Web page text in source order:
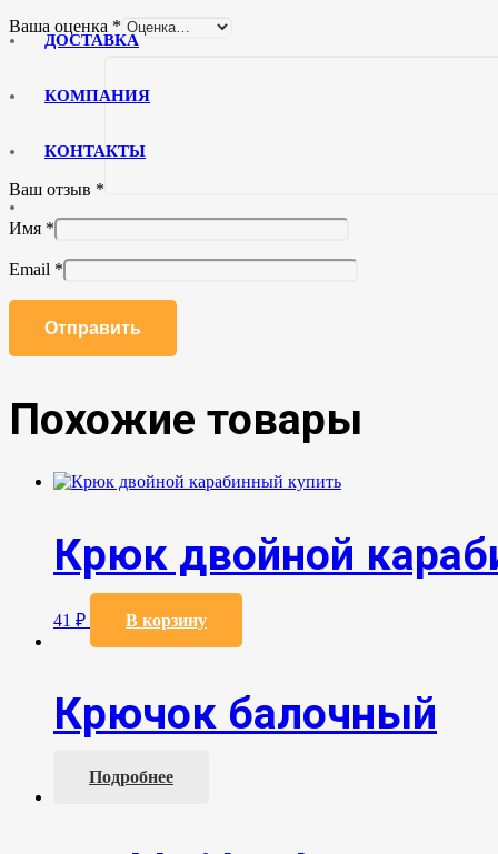
ДОСТАВКА
КОМПАНИЯ
КОНТАКТЫ
Ваша оценка *
Ваш отзыв *
Имя *
Email *
Похожие товары
Крюк двойной
41 ₽ В корзину
Крючок балочный
Подробнее